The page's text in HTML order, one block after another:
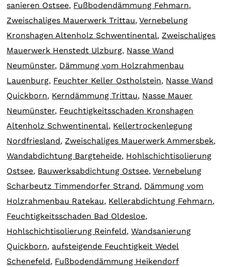
sanieren Ostsee, Fußbodendämmung Fehmarn,
Zweischaliges Mauerwerk Trittau,Vernebelung
Kronshagen Altenholz Schwentinental,Zweischaliges
Mauerwerk Henstedt Ulzburg, Nasse Wand
Neumünster, Dämmung vom Holzrahmenbau
Lauenburg, Feuchter Keller Ostholstein, Nasse Wand
Quickborn, Kerndämmung Trittau, Nasse Mauer
Neumünster, Feuchtigkeitsschaden Kronshagen
Altenholz Schwentinental, Kellertrockenlegung
Nordfriesland,Zweischaliges Mauerwerk Ammersbek,
Wandabdichtung Bargteheide, Hohlschichtisolierung
Ostsee, Bauwerksabdichtung Ostsee,Vernebelung
Scharbeutz Timmendorfer Strand, Dämmung vom
Holzrahmenbau Ratekau, Kellerabdichtung Fehmarn,
Feuchtigkeitsschaden Bad Oldesloe,
Hohlschichtisolierung Reinfeld,Wandsanierung
Quickborn, aufsteigende Feuchtigkeit Wedel
Schenefeld, Fußbodendämmung Heikendorf